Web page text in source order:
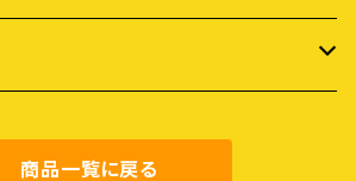
商品一覧に戻る